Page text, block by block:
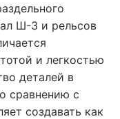
Ш-3 и рельсов
и легкостью
деталей в
сравнению с
создавать как